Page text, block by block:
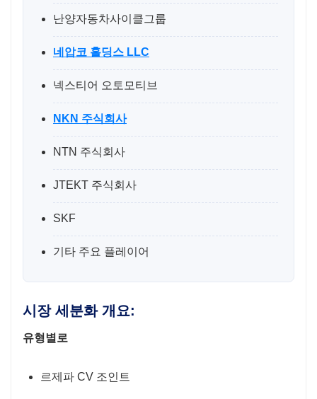
난양자동차사이클그룹
네압코 홀딩스 LLC
넥스티어 오토모티브
NKN 주식회사
NTN 주식회사
JTEKT 주식회사
SKF
기타 주요 플레이어
시장 세분화 개요:
유형별로
르제파 CV 조인트